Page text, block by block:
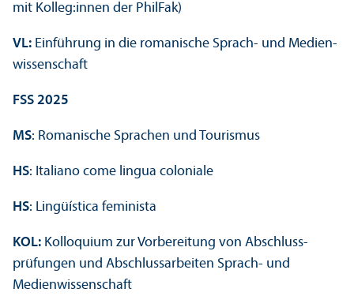
mit Kolleg:innen der PhilFak)
VL: Einführung in die romanische Sprach- und Medien­
wissenschaft
FSS 2025
MS: Romanische Sprachen und Tourismus
HS: Italiano come lingua coloniale
HS: Lingüística feminista
KOL: Kolloquium zur Vorbereitung von Abschluss­
prüfungen und Abschlussarbeiten Sprach- und
Medien­wissenschaft